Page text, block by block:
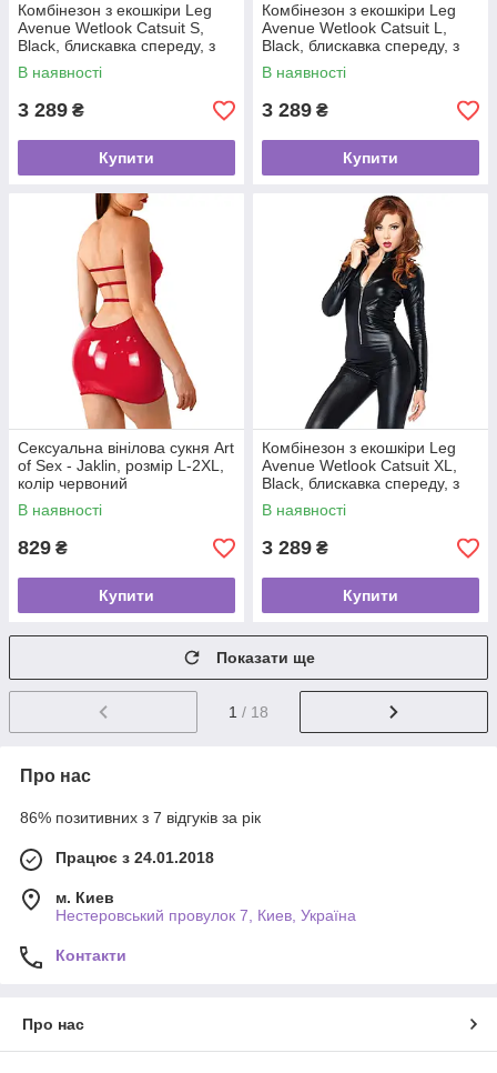
Комбінезон з екошкіри Leg
Avenue Wetlook Catsuit S,
Black, блискавка спереду, з
мокрим ефектом
В наявності
3 289 ₴
Купити
Комбінезон з екошкіри Leg
Avenue Wetlook Catsuit L,
Black, блискавка спереду, з
мокрим ефектом
В наявності
3 289 ₴
Купити
Сексуальна вінілова сукня Art
of Sex - Jaklin, розмір L-2XL,
колір червоний
В наявності
829 ₴
Купити
Комбінезон з екошкіри Leg
Avenue Wetlook Catsuit XL,
Black, блискавка спереду, з
мокрим ефектом
В наявності
3 289 ₴
Купити
Показати ще
1 / 18
Про нас
86% позитивних з 7 відгуків за рік
Працює з 24.01.2018
м. Киев
Нестеровський провулок 7, Киев, Україна
Контакти
Про нас